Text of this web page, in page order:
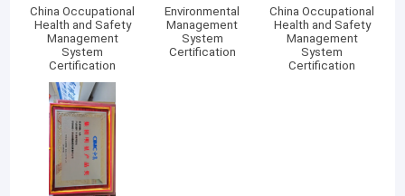
China Occupational
Health and Safety
Management
System
Certification
Environmental
Management
System
Certification
China Occupational
Health and Safety
Management
System
Certification